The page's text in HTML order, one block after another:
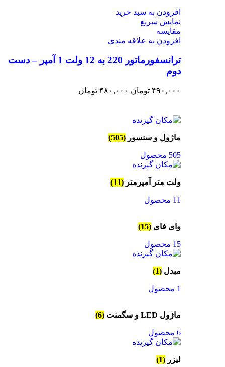
افزودن به سبد خرید
نمایش سریع
مقايسه
افزودن به علاقه مندی
ترانسفورماتور 220 به 12 ولت 1 آمپر – دست
دوم
۴۹۰,۰۰۰ تومان ۴۸۰,۰۰۰ تومان
ماژول و سنسور (505)
505 محصول
ولت متر آمپرمتر (11)
11 محصول
وای فای (15)
15 محصول
مبدل (1)
1 محصول
ماژول LED و سگمنت (6)
6 محصول
لیزر (1)